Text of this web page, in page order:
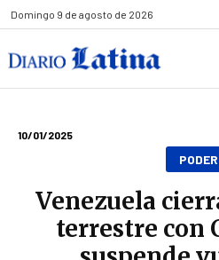
Domingo 9 de agosto de 2026
10/01/2025
PODER
Venezuela
terrestre con